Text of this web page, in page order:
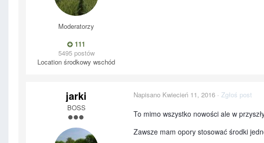
Moderatorzy
111
5495 postów
Location środkowy wschód
jarki
BOSS
Napisano Kwiecień 11, 2016 · Zgłoś post
To mimo wszystko nowości ale w
Zawsze mam opory stosować środki